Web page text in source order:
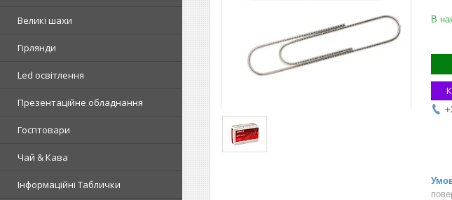
Великі шахи
Гірлянди
Led освітлення
Презентаційне обладнання
Госптовари
Чай & Кава
Інформаційні Таблички
В